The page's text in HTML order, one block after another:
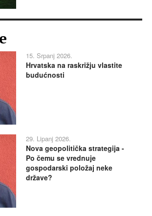
15. Srpanj 2026.
Hrvatska na raskrižju vlastite
budućnosti
29. Lipanj 2026.
Nova geopolitička strategija -
Po čemu se vrednuje
gospodarski položaj neke
države?